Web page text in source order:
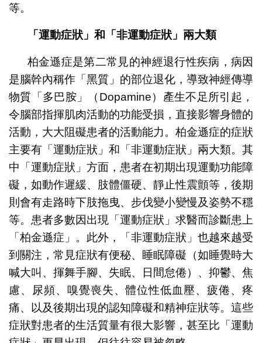
等。
「運動症狀」和「非運動症狀」兩大類
柏金遜症是第二常見的神經退行性疾病，病因
是腦幹內稱作「黑質」的部位退化，導致神經傳導
物質「多巴胺」（Dopamine）產生不足所引起，
令腦部指揮肌肉活動的功能受損，直接影響身體的
活動，大大阻礙患者的活動能力。柏金遜症的症狀
主要有「運動症狀」和「非運動症狀」兩大類。其
中「運動症狀」方面，患者在初期出現運動功能障
礙，如動作遲緩、肢體僵硬、靜止性震顫等，後期
則會有走路時下肢拖曳、步伐變小變慢及姿勢不穩
等。患者多數因出現「運動症狀」求醫而診斷患上
「柏金遜症」。此外，「非運動症狀」也越來越受
到關注，常見症狀有便秘、睡眠障礙（如睡覺時大
喊大叫、揮舞手腳、失眠、日間怠倦）、抑鬱、焦
慮、尿頻、嗅覺喪失、體位性低血壓、疲倦、疼
痛、以及後期出現的認知障礙和精神症狀等。這些
症狀對患者的生活質量有很大影響，甚至比「運動